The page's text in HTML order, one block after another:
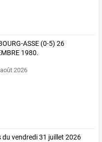
ASSE (0-5) 26
1980.
2026
du vendredi 31 juillet 2026